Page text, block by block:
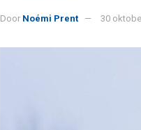
Door Noémi Prent 30